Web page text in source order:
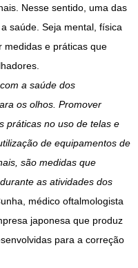
Nesse sentido, uma das
saúde. Seja mental, física
medidas e práticas que
a saúde dos
os olhos. Promover
práticas no uso de telas e
de equipamentos de
são medidas que
as atividades dos
médico oftalmologista
japonesa que produz
para a correção